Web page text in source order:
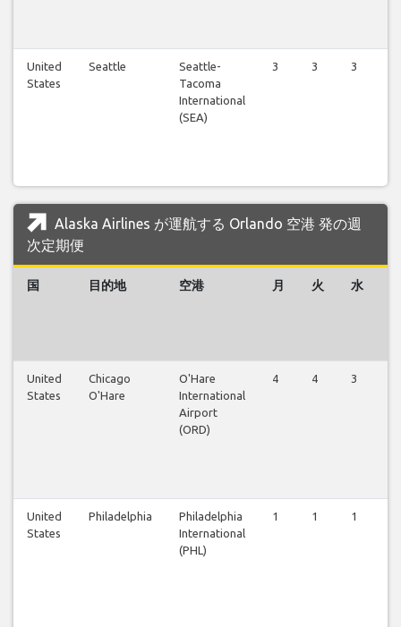
United
States
Seattle
Seattle-
Tacoma
International
(SEA)
3 3 3
Alaska Airlines が運航する Orlando 空港 発の週
次定期便
国 目的地 空港 月 火 水
United
States
Chicago
O'Hare
O'Hare
International
Airport
(ORD)
4 4 3
United
States
Philadelphia
Philadelphia
International
(PHL)
1 1 1